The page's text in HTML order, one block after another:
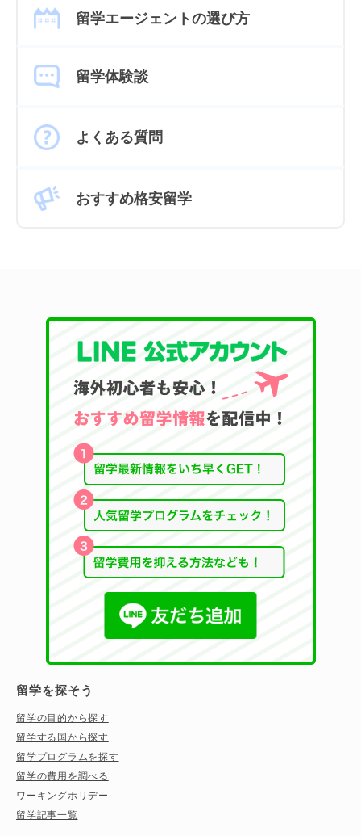
留学エージェントの選び方
留学体験談
よくある質問
おすすめ格安留学
留学を探そう
留学の目的から探す
留学する国から探す
留学プログラムを探す
留学の費用を調べる
ワーキングホリデー
留学記事一覧